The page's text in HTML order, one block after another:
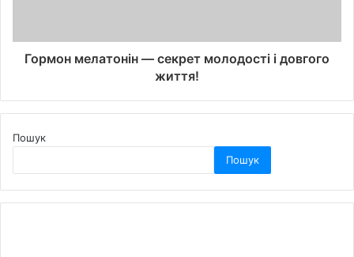
Гормон мелатонін — секрет молодості і довгого
життя!
Пошук
Пошук